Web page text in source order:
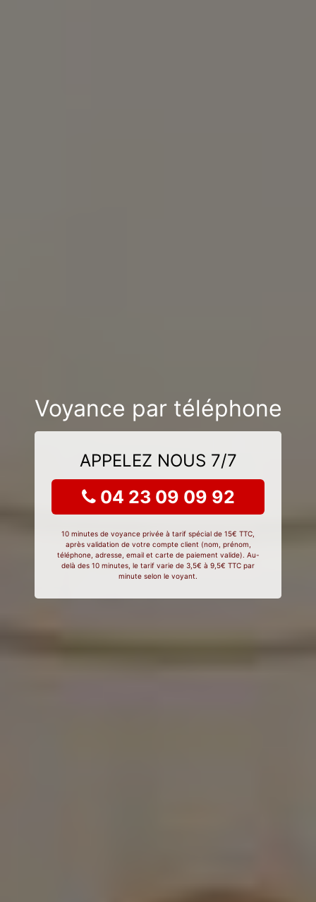
Voyance par téléphone
APPELEZ NOUS 7/7
04 23 09 09 92
10 minutes de voyance privée à tarif spécial de 15€ TTC,
après validation de votre compte client (nom, prénom,
téléphone, adresse, email et carte de paiement valide). Au-
delà des 10 minutes, le tarif varie de 3,5€ à 9,5€ TTC par
minute selon le voyant.